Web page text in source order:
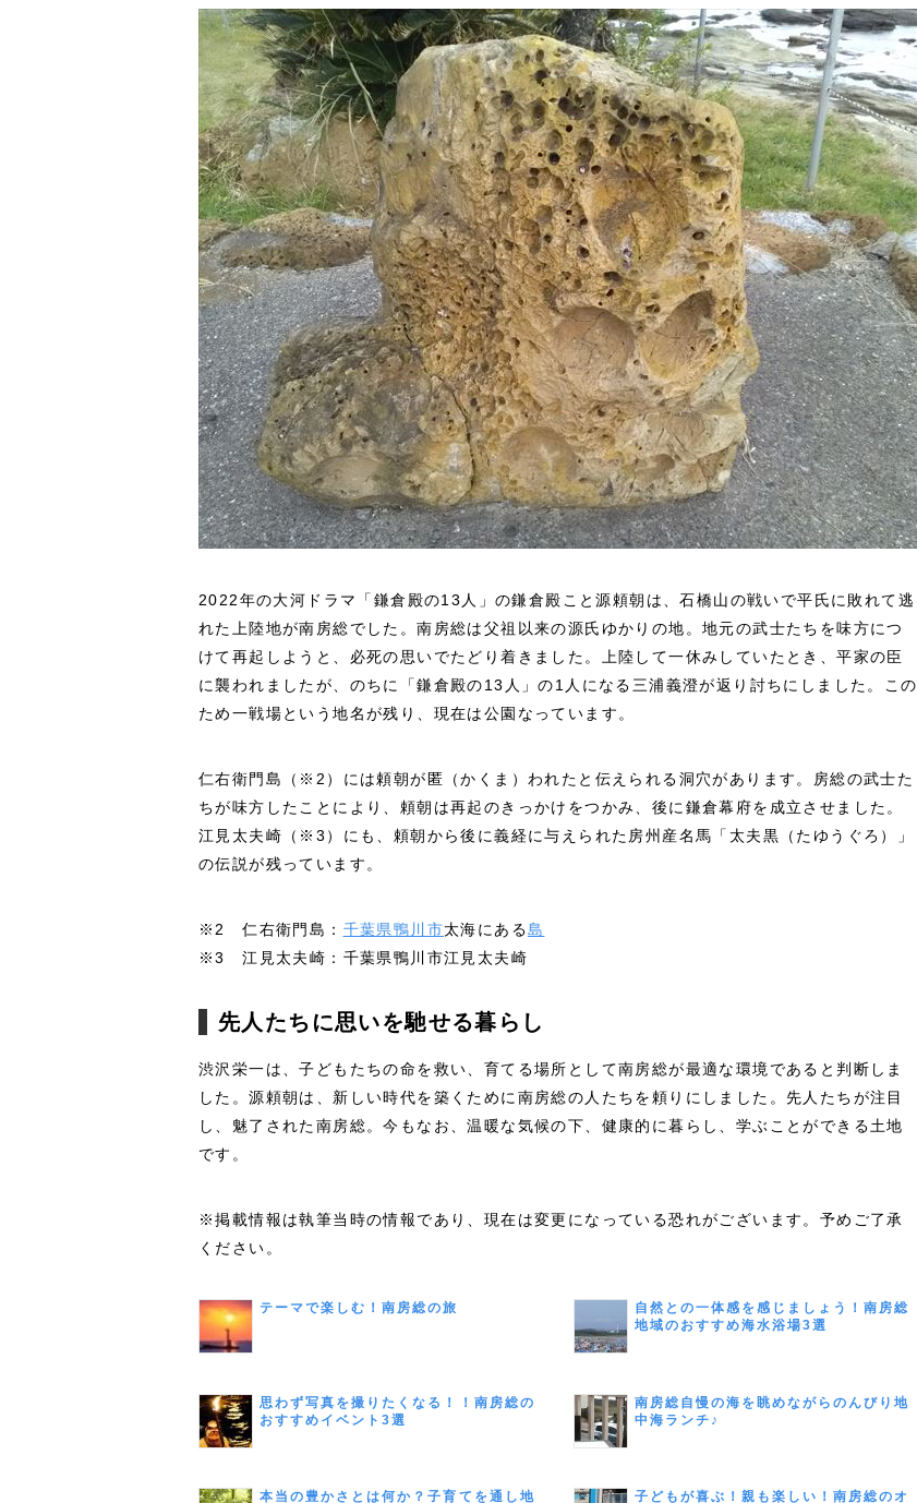
2022年の大河ドラマ「鎌倉殿の13人」の鎌倉殿こと源頼朝は、石橋山の戦いで平氏に敗れて逃
れた上陸地が南房総でした。南房総は父祖以来の源氏ゆかりの地。地元の武士たちを味方につ
けて再起しようと、必死の思いでたどり着きました。上陸して一休みしていたとき、平家の臣
に襲われましたが、のちに「鎌倉殿の13人」の1人になる三浦義澄が返り討ちにしました。この
ため一戦場という地名が残り、現在は公園なっています。
仁右衛門島（※2）には頼朝が匿（かくま）われたと伝えられる洞穴があります。房総の武士た
ちが味方したことにより、頼朝は再起のきっかけをつかみ、後に鎌倉幕府を成立させました。
江見太夫崎（※3）にも、頼朝から後に義経に与えられた房州産名馬「太夫黒（たゆうぐろ）」
の伝説が残っています。
※2 仁右衛門島： 千葉県鴨川市太海にある島
※3江見太夫崎：千葉県鴨川市江見太夫崎
先人たちに思いを馳せる暮らし
渋沢栄一は、子どもたちの命を救い、育てる場所として南房総が最適な環境であると判断しま
した。源頼朝は、新しい時代を築くために南房総の人たちを頼りにしました。先人たちが注目
し、魅了された南房総。今もなお、温暖な気候の下、健康的に暮らし、学ぶことができる土地
です。
※掲載情報は執筆当時の情報であり、現在は変更になっている恐れがございます。予めご了承
ください。
テーマで楽しむ！南房総の旅
自然との一体感を感じましょう！南房総
地域のおすすめ海水浴場3選
思わず写真を撮りたくなる！！南房総の
おすすめイベント3選
南房総自慢の海を眺めながらのんびり地
中海ランチ♪
本当の豊かさとは何か？子育てを通し地 子どもが喜ぶ！親も楽しい！南房総のオ